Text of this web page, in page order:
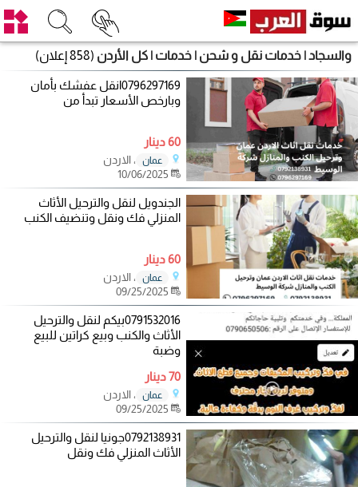
والسجاد | خدمات نقل و شحن | خدمات | كل الأردن (858 إعلان)
0796297169انقل عفشك بأمان
وبارخص الأسعار تبدأ من
60 دينار
عمان
، الاردن
الجندويل لنقل والترحيل الأثاث
المنزلي فك ونقل وتنضيف الكنب
60 دينار
عمان
، الاردن
0791532016بيكم لنقل والترحيل
الأثاث والكنب وبيع كراتين للبيع
وضبة
70 دينار
عمان
، الاردن
0792138931جونيا لنقل والترحيل
الأثاث المنزلي فك ونقل